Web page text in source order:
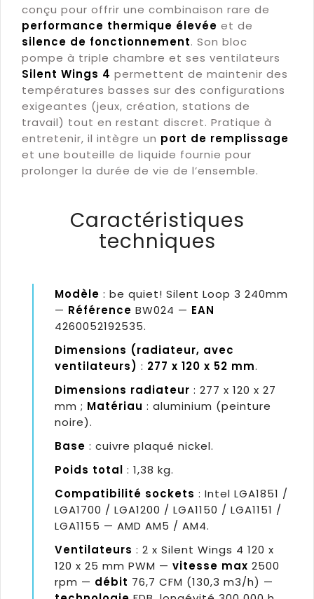
conçu pour offrir une combinaison rare de
performance thermique élevée et de
silence de fonctionnement. Son bloc
pompe à triple chambre et ses ventilateurs
Silent Wings 4 permettent de maintenir des
températures basses sur des configurations
exigeantes (jeux, création, stations de
travail) tout en restant discret. Pratique à
entretenir, il intègre un port de remplissage
et une bouteille de liquide fournie pour
prolonger la durée de vie de l’ensemble.
Caractéristiques
techniques
Modèle : be quiet! Silent Loop 3 240mm
— Référence BW024 — EAN
4260052192535.
Dimensions (radiateur, avec
ventilateurs) : 277 x 120 x 52 mm.
Dimensions radiateur : 277 x 120 x 27
mm ; Matériau : aluminium (peinture
noire).
Base : cuivre plaqué nickel.
Poids total : 1,38 kg.
Compatibilité sockets : Intel LGA1851 /
LGA1700 / LGA1200 / LGA1150 / LGA1151 /
LGA1155 — AMD AM5 / AM4.
Ventilateurs : 2 x Silent Wings 4 120 x
120 x 25 mm PWM — vitesse max 2500
rpm — débit 76,7 CFM (130,3 m3/h) —